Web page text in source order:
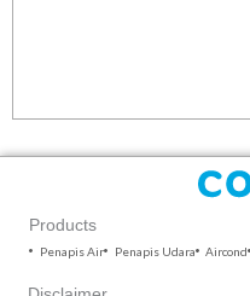
Products
Penapis Air Penapis Udara Aircond